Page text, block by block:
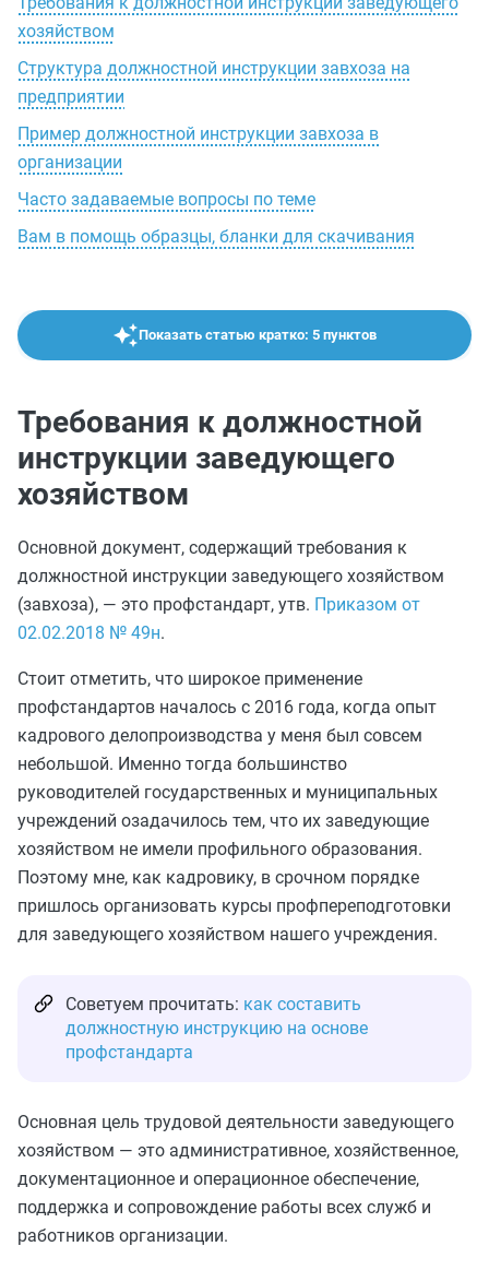
хозяйством
Структура должностной инструкции завхоза на
предприятии
Пример должностной инструкции завхоза в
организации
Часто задаваемые вопросы по теме
Вам в помощь образцы, бланки для скачивания
Показать статью кратко: 5 пунктов
Требования к должностной
инструкции заведующего
хозяйством
Основной документ, содержащий требования к
должностной инструкции заведующего хозяйством
(завхоза), — это профстандарт, утв. Приказом от
02.02.2018 № 49н.
Стоит отметить, что широкое применение
профстандартов началось с 2016 года, когда опыт
кадрового делопроизводства у меня был совсем
небольшой. Именно тогда большинство
руководителей государственных и муниципальных
учреждений озадачилось тем, что их заведующие
хозяйством не имели профильного образования.
Поэтому мне, как кадровику, в срочном порядке
пришлось организовать курсы профпереподготовки
для заведующего хозяйством нашего учреждения.
Советуем прочитать: как составить
должностную инструкцию на основе
профстандарта
Основная цель трудовой деятельности заведующего
хозяйством — это административное, хозяйственное,
документационное и операционное обеспечение,
поддержка и сопровождение работы всех служб и
работников организации.